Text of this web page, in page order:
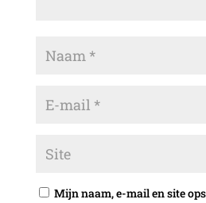
Mijn naam, e-mail en site